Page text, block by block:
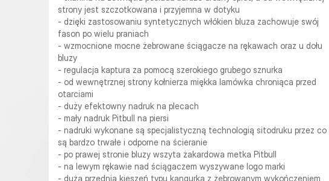
strony jest szczotkowana i przyjemna w dotyku
- dzięki zastosowaniu syntetycznych włókien bluza zachowuje swój
fason po wielu praniach
- wzmocnione mocne żebrowane ściągacze na rękawach oraz u dołu
bluzy
- regulacja kaptura za pomocą szerokiego grubego sznurka
- od wewnętrznej strony kołnierza miękka lamówka chroniąca przed
otarciami
- duży efektowny nadruk na plecach
- mały nadruk Pitbull na piersi
- nadruki wykonane są specjalistyczną technologią sitodruku przez co
są bardzo trwałe i odporne na ścieranie
- po prawej stronie bluzy wszyta żakardowa metka Pitbull
- na lewym rękawie nad ściągaczem wyszywane logo marki
- duża przednia kieszeń typu kangurka z żebrowanym wykończeniem